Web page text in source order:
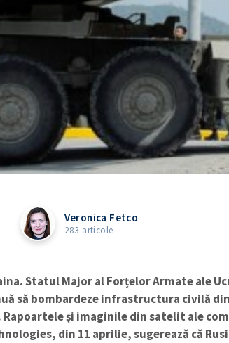
Veronica Fetco
283 articole
Statul Major al Forțelor Armate ale
să bombardeze infrastructura civilă din
și imaginile din satelit ale
din 11 aprilie, sugerează că